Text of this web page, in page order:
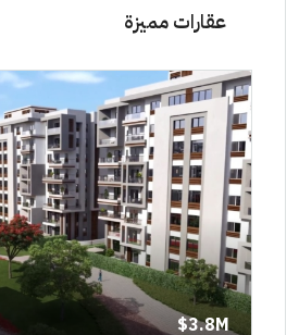
عقارات مميزة
3.8M$